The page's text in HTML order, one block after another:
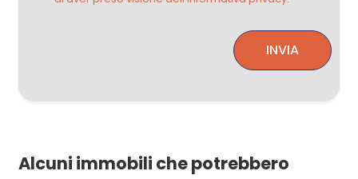
INVIA
Alcuni immobili che potrebbero